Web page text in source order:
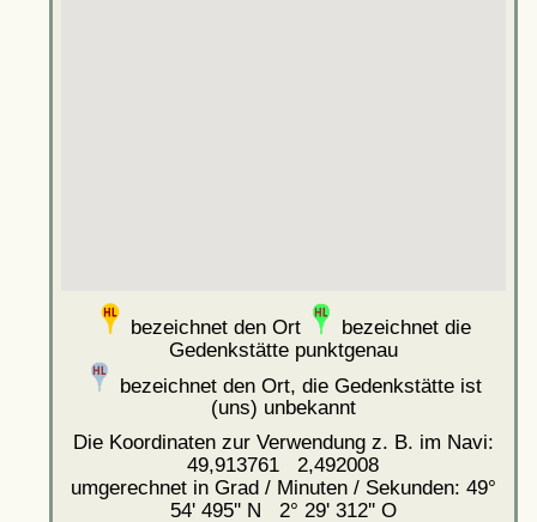
bezeichnet den Ort
bezeichnet die
Gedenkstätte punktgenau
bezeichnet den Ort, die Gedenkstätte ist
(uns) unbekannt
Die Koordinaten zur Verwendung z. B. im Navi:
49,913761 2,492008
umgerechnet in Grad / Minuten / Sekunden: 49°
54' 495'' N 2° 29' 312'' O